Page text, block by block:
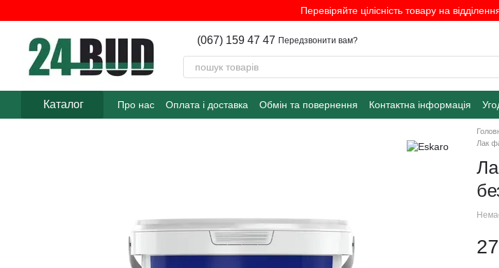
Перевіряйте цілісність товару на
(067) 159 47 47 Передзвонити вам?
Каталог Про нас Оплата і доставка Обмін та повернення Контактна інформація
Лак